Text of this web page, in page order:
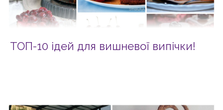
ТОП-10 ідей для вишневої випічки!